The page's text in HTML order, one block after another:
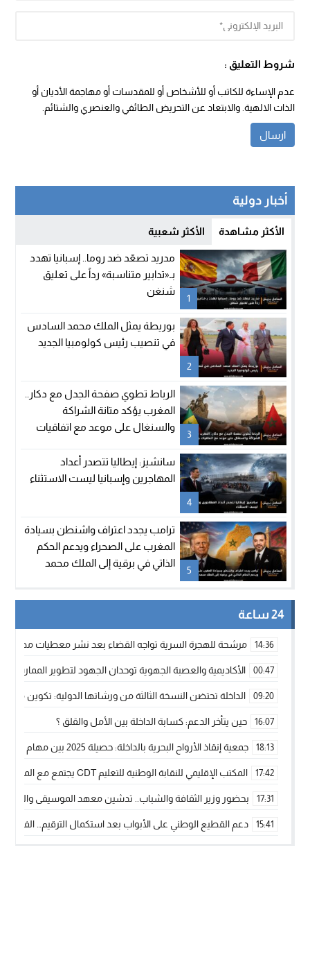
شروط التعليق :
عدم الإساءة للكاتب أو للأشخاص أو للمقدسات أو مهاجمة الأديان أو
الذات الالهية. والابتعاد عن التحريض الطائفي والعنصري والشتائم.
أخبار دولية
الأكثر مشاهدة الأكثر شعبية
1
مدريد تصعّد ضد روما.. إسبانيا تهدد
بـ«تدابير متناسبة» رداً على تعليق
شنغن
2
بوريطة يمثل الملك محمد السادس
في تنصيب رئيس كولومبيا الجديد
3
الرباط تطوي صفحة الجدل مع دكار..
المغرب يؤكد متانة الشراكة
والسنغال على موعد مع اتفاقيات
4
سانشيز: إيطاليا تتصدر أعداد
المهاجرين وإسبانيا ليست الاستثناء
5
ترامب يجدد اعتراف واشنطن بسيادة
المغرب على الصحراء ويدعم الحكم
الذاتي في برقية إلى الملك محمد
24 ساعة
14:36 مرشحة للهجرة السرية تواجه القضاء بعد نشر معطيات مضللة
00:47 الأكاديمية والعصبة الجهوية توحدان الجهود لتطوير الممارسة
09:20 الداخلة تحتضن النسخة الثالثة من ورشاتها الدولية: تكوين
16:07 حين يتأخر الدعم: كسابة الداخلة بين الأمل والقلق ؟
18:13 جمعية إنقاذ الأرواح البحرية بالداخلة: حصيلة 2025 بين مهام الإنقاذ ومشروع “دار البحار”
17:42 المكتب الإقليمي للنقابة الوطنية للتعليم CDT يجتمع مع المدير الإقليمي لمناقشة ملفات جوهرية لنساء ورجال التعليم
17:31 بحضور وزير الثقافة والشباب.. تدشين معهد الموسيقى والفنون
15:41 دعم القطيع الوطني على الأبواب بعد استكمال الترقيم…